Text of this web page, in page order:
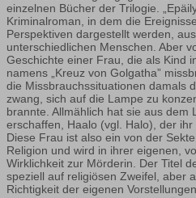
einzelnen Bücher der Trilogie.
Kriminalroman, in dem die
Perspektiven dargestellt werden,
unterschiedlichen Menschen. Aber
Geschichte einer Frau, die als Kind
namens „Kreuz von Golgatha”
die Missbrauchssituationen damals
zwang, sich auf die Lampe zu
brannte. Allmählich hat sie aus dem
erschaffen, Haalo (vgl. Halo), der
Diese Frau ist also ein von der
Religion und wird in ihrer eigenen,
Wirklichkeit zur Mörderin. Der Titel
speziell auf religiösen Zweifel, aber
Richtigkeit der eigenen